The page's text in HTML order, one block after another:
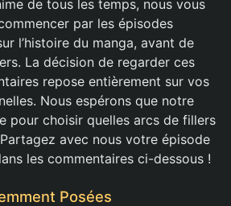
de tous les temps, nous vous
par les épisodes
l’histoire du manga, avant de
La décision de regarder ces
repose entièrement sur vos
Nous espérons que notre
pour choisir quelles arcs de fillers
avec nous votre épisode
les commentaires ci-dessous !
Posées